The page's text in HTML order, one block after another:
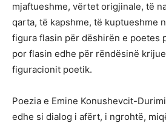
mjaftueshme, vërtet origjinale, të
qarta, të kapshme, të kuptueshme
figura flasin për dëshirën e poetes
por flasin edhe për rëndësinë
figuracionit poetik.
Poezia e Emine Konushevcit-
edhe si dialog i afërt, i ngrohtë,